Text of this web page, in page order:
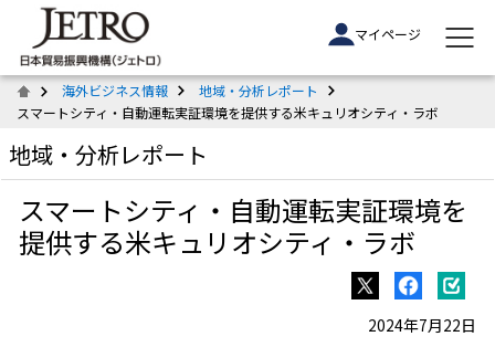
マイページ
海外ビジネス情報
地域・分析レポート
スマートシティ・自動運転実証環境を提供する米キュリオシティ・ラボ
地域・分析レポート
スマートシティ・自動運転実証環境を
提供する米キュリオシティ・ラボ
2024年7月22日